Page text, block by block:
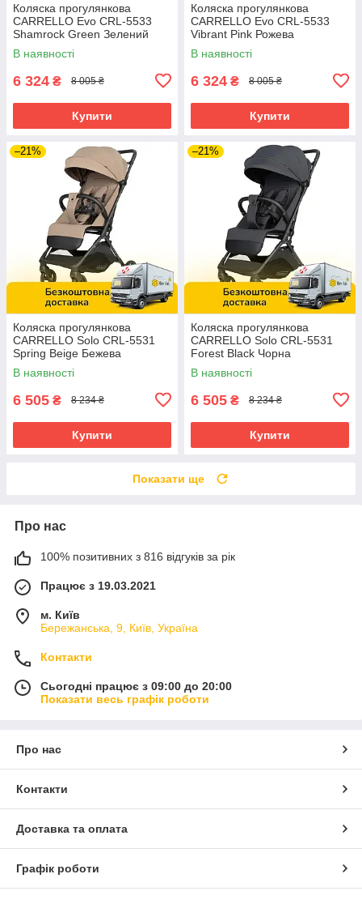
Коляска прогулянкова
CARRELLO Evo CRL-5533
Shamrock Green Зелений
В наявності
6 324 ₴ 8 005 ₴
Купити
Коляска прогулянкова
CARRELLO Evo CRL-5533
Vibrant Pink Рожева
В наявності
6 324 ₴ 8 005 ₴
Купити
–21%
Коляска прогулянкова
CARRELLO Solo CRL-5531
Spring Beige Бежева
В наявності
6 505 ₴ 8 234 ₴
Купити
–21%
Коляска прогулянкова
CARRELLO Solo CRL-5531
Forest Black Чорна
В наявності
6 505 ₴ 8 234 ₴
Купити
Показати ще
Про нас
100% позитивних з 816 відгуків за рік
Працює з 19.03.2021
м. Київ
Бережанська, 9, Київ, Україна
Контакти
Сьогодні працює з 09:00 до 20:00
Показати весь графік роботи
Про нас
Контакти
Доставка та оплата
Графік роботи